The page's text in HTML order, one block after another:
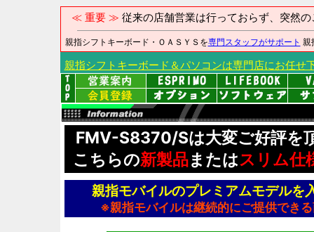
≪ 重要 ≫ 従来の店舗営業は行っておらず、突然
親指シフトキーボード・ＯＡＳＹＳを専門スタッフがサポート 親
親指シフトキーボード＆パソコンは専門店にお任せ
FMV-S8370/Sは大変ご好評を
こちらの新製品またはスリム仕
親指モバイルのプレミアムモデルを
※親指モバイルは継続的にご提供でき